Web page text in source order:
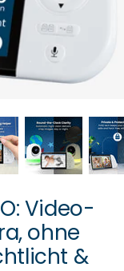
Video-
ohne
&